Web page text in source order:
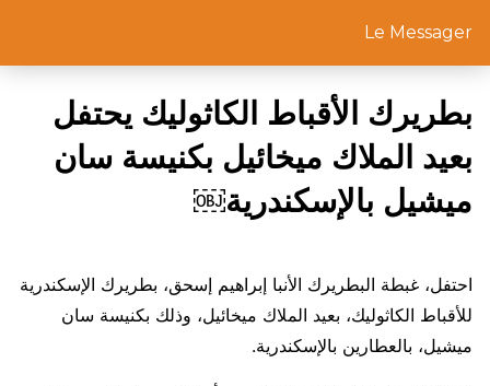
Le Messager
بطريرك الأقباط الكاثوليك يحتفل
بعيد الملاك ميخائيل بكنيسة سان
ميشيل بالإسكندرية￼
احتفل، غبطة البطريرك الأنبا إبراهيم إسحق، بطريرك الإسكندرية
للأقباط الكاثوليك، بعيد الملاك ميخائيل، وذلك بكنيسة سان
ميشيل، بالعطارين بالإسكندرية.